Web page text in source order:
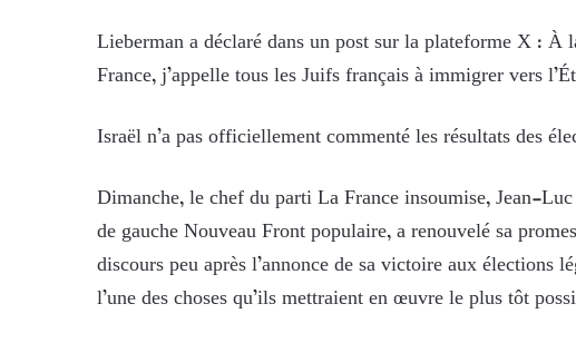
Lieberman a déclaré dans un post sur la plateforme X :
France, j’appelle tous les Juifs français à immigrer vers
Israël n’a pas officiellement commenté les résultats des
Dimanche, le chef du parti La France insoumise, Jean-
de gauche Nouveau Front populaire, a renouvelé sa
discours peu après l’annonce de sa victoire aux élections
l’une des choses qu’ils mettraient en œuvre le plus tôt